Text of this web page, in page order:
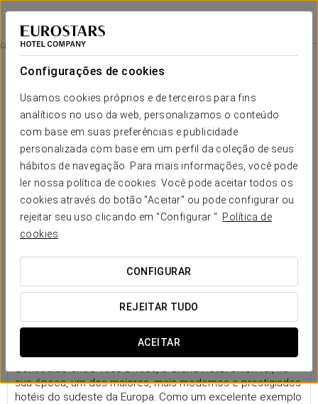
Configurações de cookies
Usamos cookies próprios e de terceiros para fins
analíticos no uso da web, personalizamos o conteúdo
com base em suas preferências e publicidade
personalizada com base em um perfil da coleção de seus
hábitos de navegação. Para mais informações, você pode
ler nossa política de cookies. Você pode aceitar todos os
cookies através do botão "Aceitar" ou pode configurar ou
rejeitar seu uso clicando em "Configurar ". Política de
cookies
CONFIGURAR
REJEITAR TUDO
ACEITAR
Grand Hotel Union Eurostars
LIUBLIANA
História Do Edifício
Um legado arquitectónico que transcende
Construído entre 1903 e 1905, o Grand Hotel Union foi, na
sua época, um dos maiores, mais modernos e prestigiados
hotéis do sudeste da Europa. Como um excelente exemplo